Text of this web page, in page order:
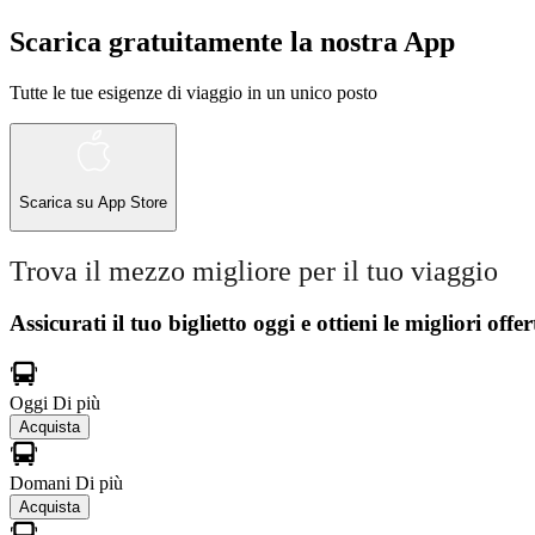
Scarica gratuitamente la nostra App
Tutte le tue esigenze di viaggio in un unico posto
Scarica su App Store
Trova il mezzo migliore per il tuo viaggio
Assicurati il ​​tuo biglietto oggi e ottieni le migliori
Oggi Di più
Acquista
Domani Di più
Acquista